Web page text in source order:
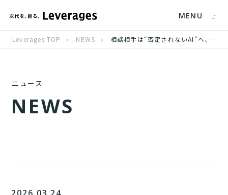
MENU
Leverages TOP NEWS 相談相手は“否定されないAI”へ、若手社員の約4人に1人が「上司より生成AI」を信頼
ニュース
NEWS